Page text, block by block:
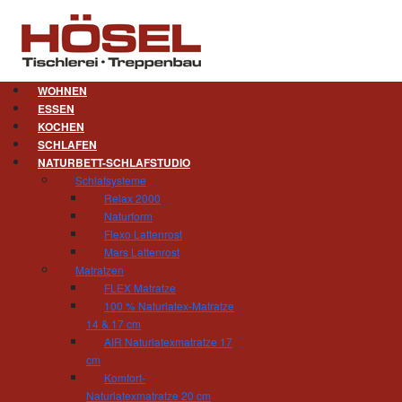
WOHNEN
ESSEN
KOCHEN
SCHLAFEN
NATURBETT-SCHLAFSTUDIO
Schlafsysteme
Relax 2000
Naturform
Flexo Lattenrost
Mars Lattenrost
Matratzen
FLEX Matratze
100 % Naturlatex-Matratze
14 & 17 cm
AIR Naturlatexmatratze 17
cm
Komfort-
Naturlatexmatratze 20 cm
Treppenbauen ist unsere Leidenschaft.
des Treppenbaus immer weiter verfeinert.
Treppenbau Hösel steht für den handwerklich
Sie Ihr ganzes Leben lang begleiten wird.
bei der Findung der idealen Treppenlösung.
gewendelt - eingestemmt, aufgesattelt,